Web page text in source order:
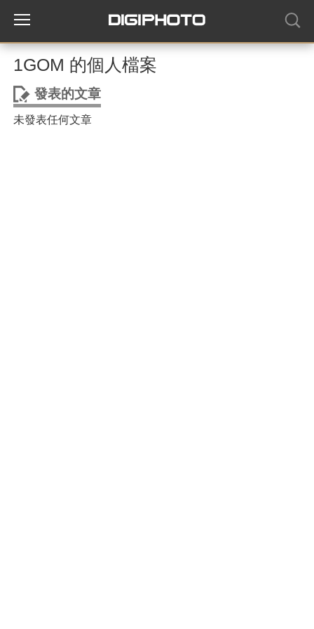
1GOM 的個人檔案
發表的文章
未發表任何文章